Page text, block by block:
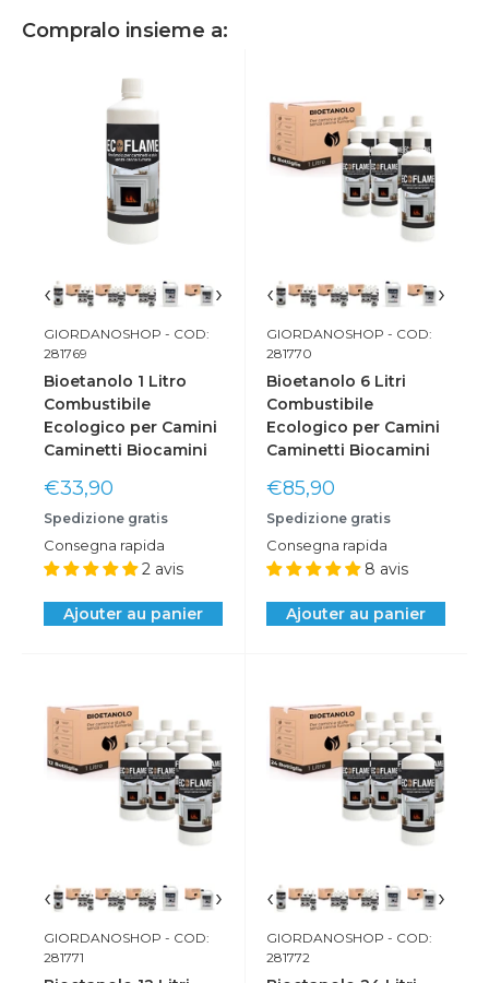
Compralo insieme a:
‹ ›
GIORDANOSHOP - COD:
281769
Bioetanolo 1 Litro
Combustibile
Ecologico per Camini
Caminetti Biocamini
Prix
réduit
€33,90
Spedizione gratis
Consegna rapida
2 avis
Ajouter au panier
‹ ›
GIORDANOSHOP - COD:
281770
Bioetanolo 6 Litri
Combustibile
Ecologico per Camini
Caminetti Biocamini
Prix
réduit
€85,90
Spedizione gratis
Consegna rapida
8 avis
Ajouter au panier
‹ ›
GIORDANOSHOP - COD:
281771
‹ ›
GIORDANOSHOP - COD:
281772